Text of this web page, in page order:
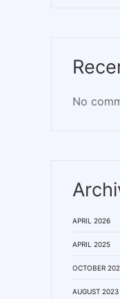
No
APRIL 2026
APRIL 2025
OCTOBER
AUGUST 2023